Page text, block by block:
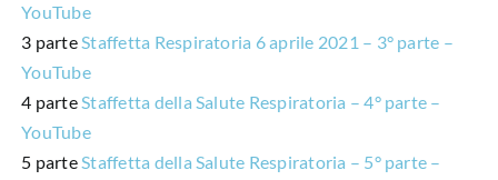
YouTube
3 parteStaffetta Respiratoria 6 aprile 2021 – 3° parte –
YouTube
4 parteStaffetta della Salute Respiratoria – 4° parte –
YouTube
5 parteStaffetta della Salute Respiratoria – 5° parte –